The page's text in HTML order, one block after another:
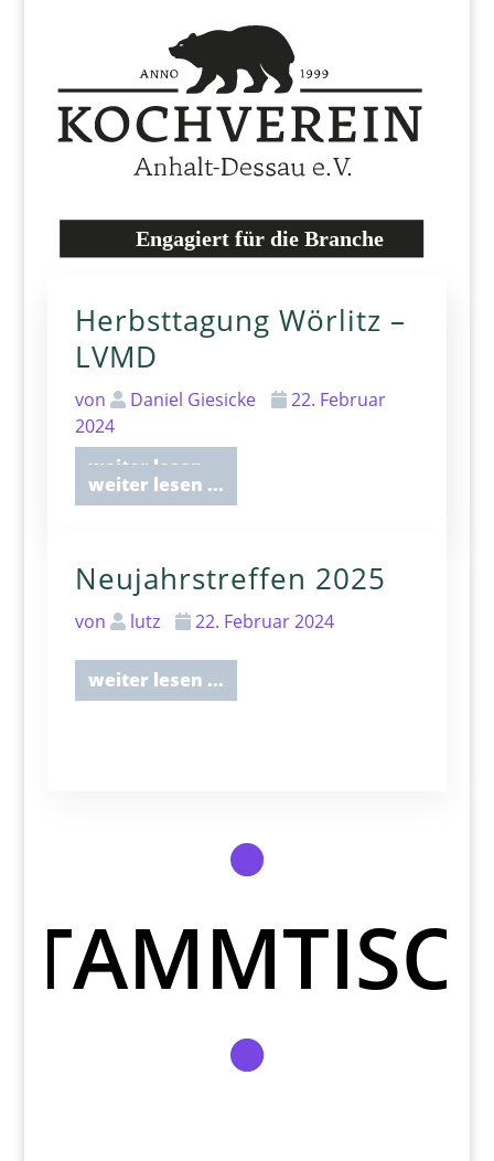
Frühjahrstagung
Chemnitz – LVMD
von lutz 3. Februar 2025
weiter lesen ...
Herbsttagung Wörlitz –
LVMD
von Daniel Giesicke
22. Februar
2024
weiter lesen ...
Neujahrstreffen 2025
von lutz 22. Februar 2024
weiter lesen ...